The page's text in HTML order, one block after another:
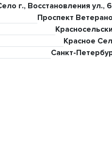
г., Восстановления ул.,
Проспект
Красное
Санкт-